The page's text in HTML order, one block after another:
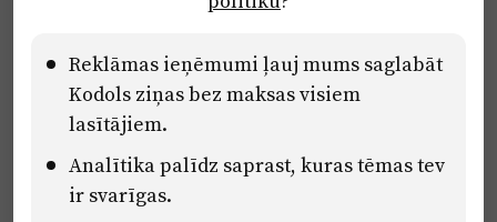
Pārredzamības paziņojumi
Eiropas Savienības Atveseļošanas un noturības mehānisma plāna
2.2. reformu un investīciju virziena “Uzņēmumu digitālā
transformācija un inovācijas” 2.2.1.5.i. investīcijas “Mediju nozares
uzņēmumu digitālās transformācijas veicināšana” pasākuma
Reklāmas ieņēmumi ļauj mums saglabāt
Kodols ziņas bez maksas visiem
lasītājiem.
Analītika palīdz saprast, kuras tēmas tev
ir svarīgas.